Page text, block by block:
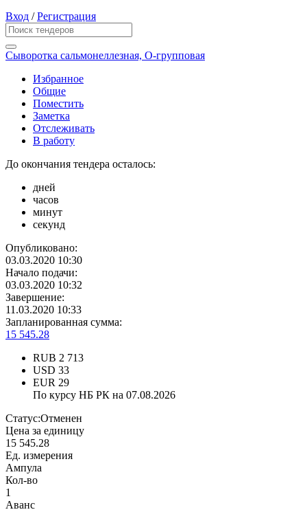
Вход /Регистрация
Сыворотка сальмонеллезная, О-групповая
Избранное
Общие
Поместить
Заметка
Отслеживать
В работу
До окончания тендера осталось:
дней
часов
минут
секунд
Опубликовано:
03.03.2020 10:30
Начало подачи:
03.03.2020 10:32
Завершение:
11.03.2020 10:33
Запланированная сумма:
15 545.28
RUB 2 713
USD 33
EUR 29
По курсу НБ РК на 07.08.2026
Статус:Отменен
Цена за единицу
15 545.28
Ед. измерения
Ампула
Кол-во
1
Аванс